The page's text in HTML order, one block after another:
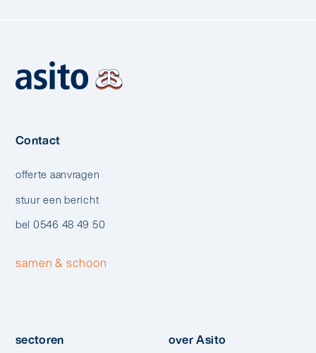
Contact
offerte aanvragen
stuur een bericht
bel 0546 48 49 50
samen & schoon
sectoren over Asito